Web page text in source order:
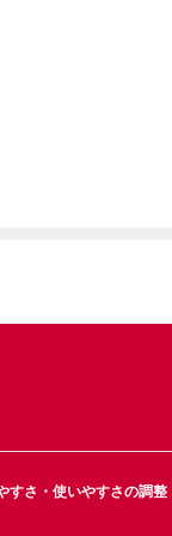
すさ・使いやすさの調整